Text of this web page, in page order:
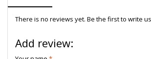
There is no reviews yet. Be the first to write
Add review: